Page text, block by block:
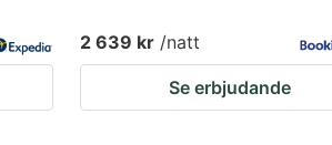
2 639 kr /natt
Se erbjudande